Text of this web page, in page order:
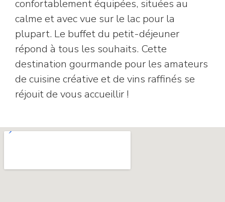
confortablement équipées, situées au
calme et avec vue sur le lac pour la
plupart. Le buffet du petit-déjeuner
répond à tous les souhaits. Cette
destination gourmande pour les amateurs
de cuisine créative et de vins raffinés se
réjouit de vous accueillir !